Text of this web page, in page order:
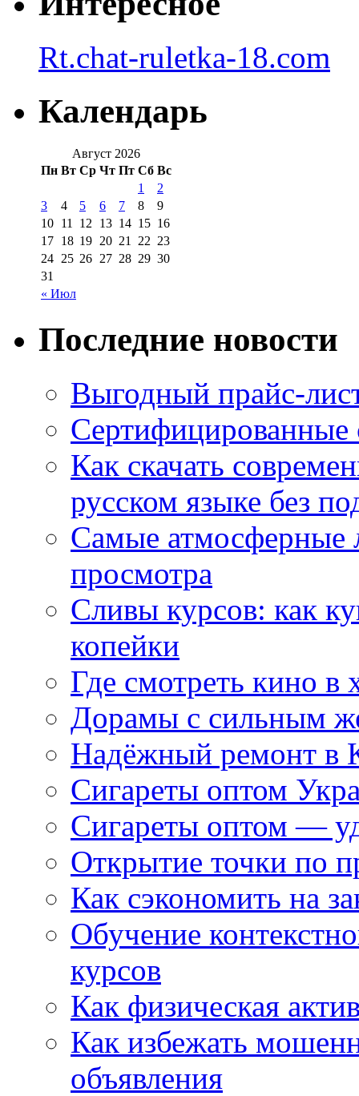
Rt.chat-ruletka-18.com
Календарь
Август 2026
Пн Вт Ср Чт Пт Сб Вс
« Июл
1
2
3
4 5 6 7 8
9
10 11 12 13 14 15 16
17 18 19 20 21 22 23
24 25 26 27 28 29 30
31
Последние новости
Выгодный прайс-
Как скачать
русском языке без
Самые атмосферные
просмотра
Сливы курсов: как
копейки
Где смотреть кино в
Дорамы с сильным
Надёжный ремонт в
Сигареты оптом
Сигареты оптом —
Открытие точки по
Как сэкономить на
Обучение
курсов
Как физическая
Как избежать
объявления